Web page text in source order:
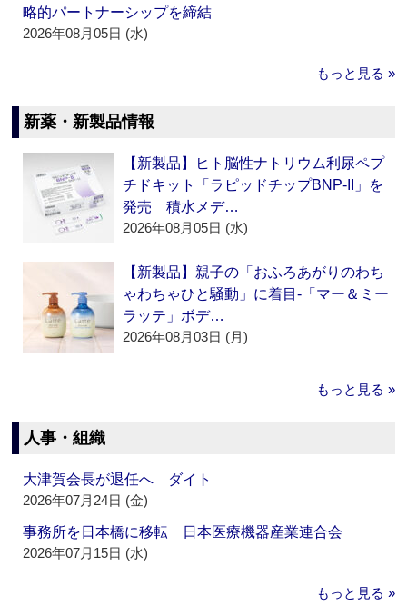
略的パートナーシップを締結
2026年08月05日 (水)
もっと見る »
新薬・新製品情報
【新製品】ヒト脳性ナトリウム利尿ペプ
チドキット「ラピッドチップBNP-II」を
発売 積水メデ…
2026年08月05日 (水)
【新製品】親子の「おふろあがりのわち
ゃわちゃひと騒動」に着目‐「マー＆ミー
ラッテ」ボデ…
2026年08月03日 (月)
もっと見る »
人事・組織
大津賀会長が退任へ ダイト
2026年07月24日 (金)
事務所を日本橋に移転 日本医療機器産業連合会
2026年07月15日 (水)
もっと見る »